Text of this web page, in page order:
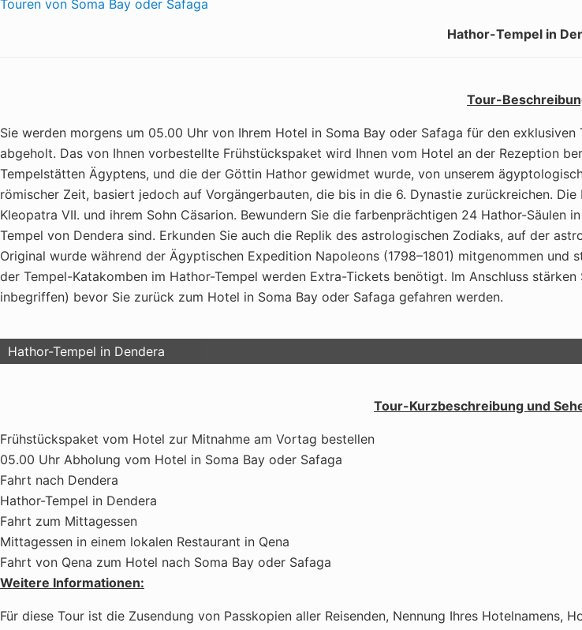
Touren von Soma Bay oder Safaga
Hathor-Tempel in
Tour-
Sie werden morgens um 05.00 Uhr von Ihrem Hotel in Soma Bay oder Safaga für den
abgeholt. Das von Ihnen vorbestellte Frühstückspaket wird Ihnen vom Hotel an der Rezeption
Tempelstätten Ägyptens, und die der Göttin Hathor gewidmet wurde, von unserem
römischer Zeit, basiert jedoch auf Vorgängerbauten, die bis in die 6. Dynastie zurückreichen.
Kleopatra VII. und ihrem Sohn Cäsarion. Bewundern Sie die farbenprächtigen 24 Hathor-
Tempel von Dendera sind. Erkunden Sie auch die Replik des astrologischen Zodiaks, auf der
Original wurde während der Ägyptischen Expedition Napoleons (1798–1801) mitgenommen und
der Tempel-Katakomben im Hathor-Tempel werden Extra-Tickets benötigt. Im Anschluss
inbegriffen) bevor Sie zurück zum Hotel in Soma Bay oder Safaga gefahren werden.
Hathor-Tempel in Dendera
Tour-Kurzbeschreibung und
Frühstückspaket vom Hotel zur Mitnahme am Vortag bestellen
05.00 Uhr Abholung vom Hotel in Soma Bay oder Safaga
Fahrt nach Dendera
Hathor-Tempel in Dendera
Fahrt zum Mittagessen
Mittagessen in einem lokalen Restaurant in Qena
Fahrt von Qena zum Hotel nach Soma Bay oder Safaga
Weitere Informationen:
Für diese Tour ist die Zusendung von Passkopien aller Reisenden, Nennung Ihres Hotelnamens,